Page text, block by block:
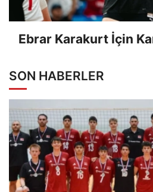
Ebrar Karakurt İçin
SON HABERLER